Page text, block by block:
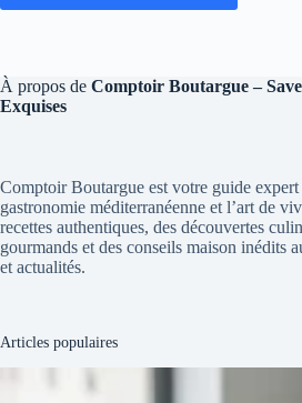
À propos de Comptoir Boutargue –
Exquises
Comptoir Boutargue est votre guide
gastronomie méditerranéenne et l’art de
recettes authentiques, des découvertes
gourmands et des conseils maison inédits
et actualités.
Articles populaires